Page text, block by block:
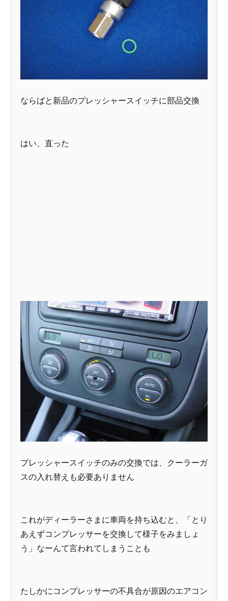
ならばと新品のプレッシャースイッチに部品交換
はい、直った
プレッシャースイッチのみの交換では、クーラーガ
スの入れ替えも必要ありません
これがディーラーさまに車両を持ち込むと、「とり
あえずコンプレッサーを交換して様子をみましょ
う」なーんて言われてしまうことも
たしかにコンプレッサーの不具合が原因のエアコン